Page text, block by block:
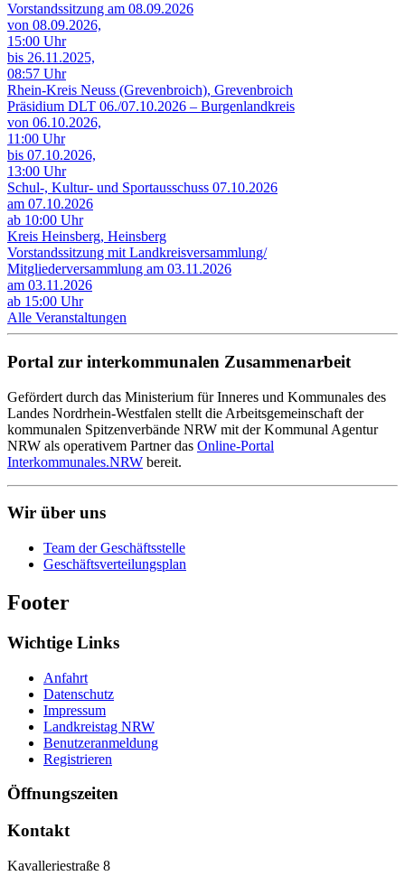
Vorstandssitzung am 08.09.2026
von 08.09.2026,
15:00 Uhr
bis 26.11.2025,
08:57 Uhr
Rhein-Kreis Neuss (Grevenbroich), Grevenbroich
Präsidium DLT 06./07.10.2026 – Burgenlandkreis
von 06.10.2026,
11:00 Uhr
bis 07.10.2026,
13:00 Uhr
Schul-, Kultur- und Sportausschuss 07.10.2026
am 07.10.2026
ab 10:00 Uhr
Kreis Heinsberg, Heinsberg
Vorstandssitzung mit Landkreisversammlung/
Mitgliederversammlung am 03.11.2026
am 03.11.2026
ab 15:00 Uhr
Alle Veranstaltungen
Portal zur interkommunalen Zusammenarbeit
Gefördert durch das Ministerium für Inneres und Kommunales des
Landes Nordrhein-Westfalen stellt die Arbeitsgemeinschaft der
kommunalen Spitzenverbände NRW mit der Kommunal Agentur
NRW als operativem Partner das Online-Portal
Interkommunales.NRW bereit.
Wir über uns
Team der Geschäftsstelle
Geschäftsverteilungsplan
Footer
Wichtige Links
Anfahrt
Datenschutz
Impressum
Landkreistag NRW
Benutzeranmeldung
Registrieren
Öffnungszeiten
Kontakt
Kavalleriestraße 8